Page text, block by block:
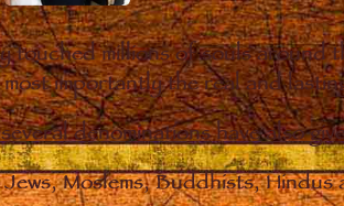
touched millions of souls
importantly the real and
denominations have also
Moslems, Buddhists,